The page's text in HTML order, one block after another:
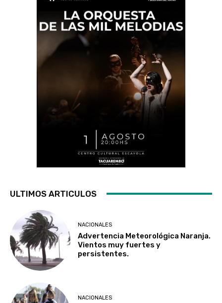
ULTIMOS ARTICULOS
NACIONALES
Advertencia Meteorológica Naranja.
Vientos muy fuertes y
persistentes.
NACIONALES